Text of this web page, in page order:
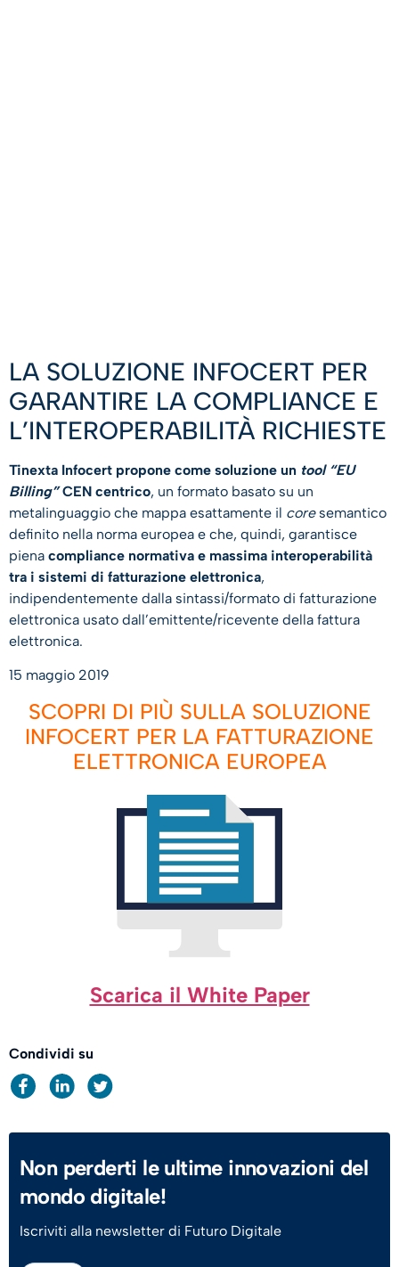
LA SOLUZIONE INFOCERT PER
GARANTIRE LA COMPLIANCE E
L’INTEROPERABILITÀ RICHIESTE
Tinexta Infocert propone come soluzione un tool “EU
Billing”CEN centrico, un formato basato su un
metalinguaggio che mappa esattamente il coresemantico
definito nella norma europea e che, quindi, garantisce
piena compliance normativa e massima interoperabilità
tra i sistemi di fatturazione elettronica,
indipendentemente dalla sintassi/formato di fatturazione
elettronica usato dall’emittente/ricevente della fattura
elettronica.
15 maggio 2019
SCOPRI DI PIÙ SULLA SOLUZIONE
INFOCERT PER LA FATTURAZIONE
ELETTRONICA EUROPEA
Scarica il White Paper
Condividi su
Non perderti le ultime innovazioni del
mondo digitale!
Iscriviti alla newsletter di Futuro Digitale